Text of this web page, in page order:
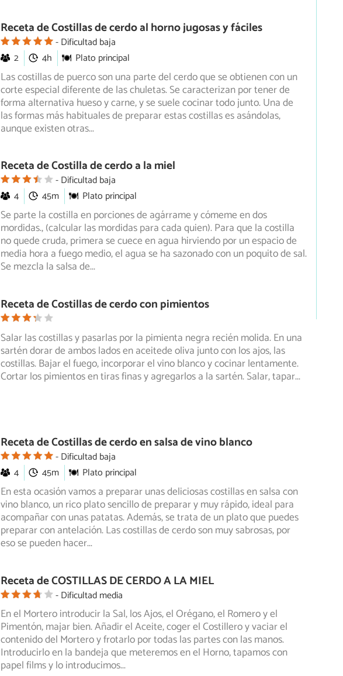
Receta de Costillas de cerdo al horno jugosas y fáciles
Dificultad baja
2
4h Plato principal
Las costillas de puerco son una parte del cerdo que se obtienen con un
corte especial diferente de las chuletas. Se caracterizan por tener de
forma alternativa hueso y carne, y se suele cocinar todo junto. Una de
las formas más habituales de preparar estas costillas es asándolas,
aunque existen otras...
Receta de Costilla de cerdo a la miel
Dificultad baja
4
45m Plato principal
Se parte la costilla en porciones de agárrame y cómeme en dos
mordidas., (calcular las mordidas para cada quien). Para que la costilla
noquede cruda, primera se cuece en agua hirviendo por un espacio de
media hora a fuego medio, el agua se ha sazonado con un poquito de sal.
Se mezcla la salsa de...
Receta de Costillas de cerdo con pimientos
Salar las costillas y pasarlas por la pimienta negra recién molida. En una
sartén dorar de ambos lados en aceitede oliva junto con los ajos,las
costillas. Bajar el fuego, incorporar el vino blanco y cocinar lentamente.
Cortar los pimientos en tiras finas y agregarlos a la sartén. Salar, tapar...
Receta de Costillas de cerdo en salsa de vino blanco
Dificultad baja
4
45m Plato principal
En esta ocasión vamos a preparar unas deliciosas costillas en salsa con
vino blanco, un rico plato sencillo de preparar y muy rápido, ideal para
acompañar con unas patatas. Además, se trata de un plato que puedes
preparar con antelación. Las costillas de cerdo son muy sabrosas, por
eso se pueden hacer...
Receta de COSTILLAS DE CERDO A LA MIEL
Dificultad media
En el Mortero introducir la Sal, los Ajos, el Orégano, el Romero y el
Pimentón, majar bien. Añadir el Aceite, coger el Costillero y vaciarel
contenido del Mortero y frotarlo por todas las partes con las manos.
Introducirlo en la bandeja que meteremos en el Horno, tapamos con
papel films y lo introducimos...